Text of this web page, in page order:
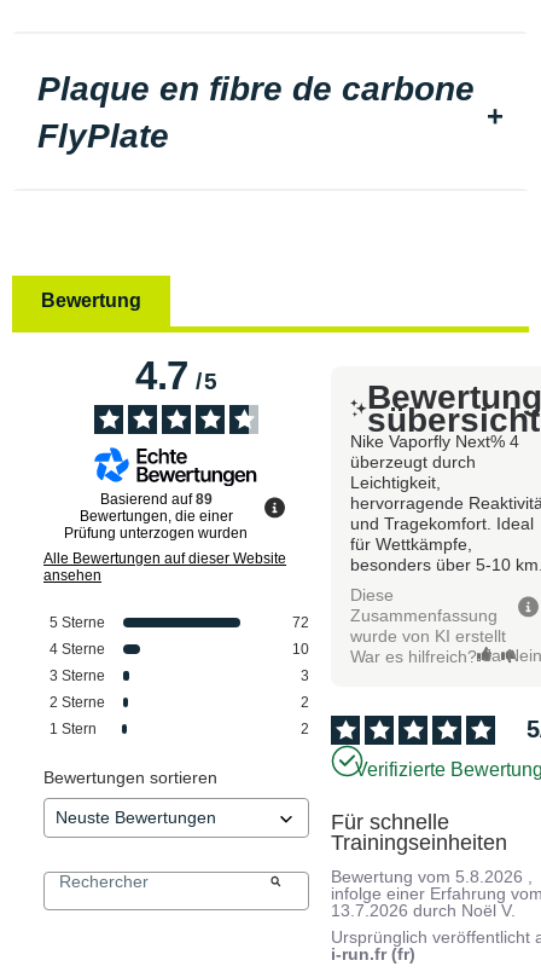
Plaque en fibre de carbone
FlyPlate
Bewertung
4.7/5
Basierend auf89
Bewertungen, die einer
Prüfung unterzogen wurden
Alle Bewertungen auf dieser Website
ansehen
5 Sterne
72
4 Sterne
10
3 Sterne
3
2 Sterne
2
1 Stern 2
Bewertungen sortieren
sübersicht
Nike Vaporfly Next% 4
überzeugt durch
Leichtigkeit,
hervorragende
und Tragekomfort. Ideal
für Wettkämpfe,
besonders über 5-10
Diese
Zusammenfassung
wurde von KI erstellt
War es hilfreich? Ja
5
Verifizierte
Für schnelle
Trainingseinheiten
Bewertung vom 5.8.2026
infolge einer Erfahrung
13.7.2026 durch Noël V.
Ursprünglich veröffentlicht
i-run.fr (fr)